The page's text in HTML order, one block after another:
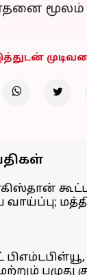
மூலம்
மற்றும்